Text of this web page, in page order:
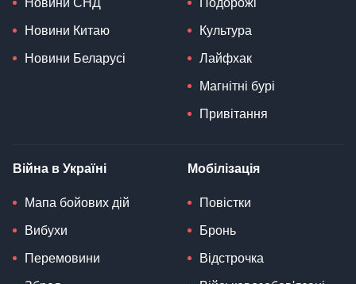
Новини Китаю
Новини Беларусі
Культура
Лайфхак
Магнітні бурі
Привітання
Війна в Україні
Мапа бойових дій
Вибухи
Перемовини
Мобілізація
Повістки
Бронь
Відстрочка